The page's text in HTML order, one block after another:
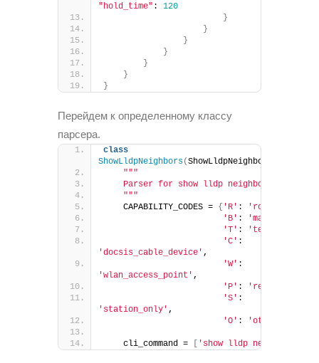
"hold_time" : 120
}
}
}
}
}
}
}
Перейдем к определенному классу
парсера.
class
ShowLldpNeighbors(ShowLldpNeighborsSchema
"""
    Parser for show lldp neighbors
    "
""
    CAPABILITY_CODES =
{ 'R' : 'router'
'B' : 'mac_bridge'
'T' : 'telephone'
'C'
'docsis_cable_device' ,
'W'
'wlan_access_point' ,
'P' : 'repeater'
'S'
'station_only' ,
'O' : 'other'
    cli_command =
[ 'show lldp neighbors'